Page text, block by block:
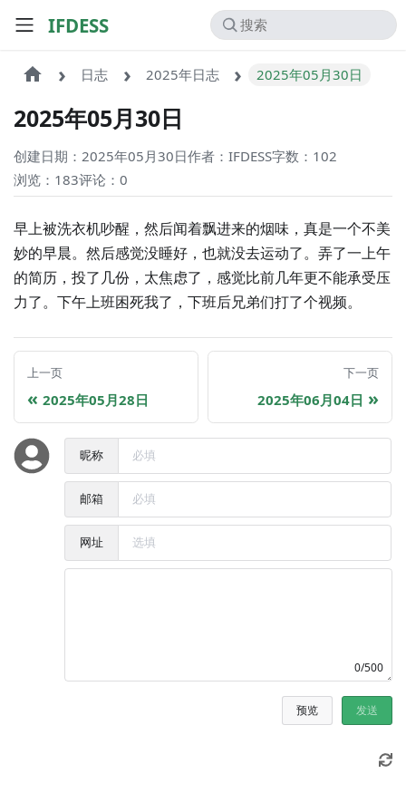
IFDESS
日志 2025年日志 2025年05月30日
2025年05月30日
创建日期：2025年05月30日作者：IFDESS字数：102
浏览：183评论：0
早上被洗衣机吵醒，然后闻着飘进来的烟味，真是一个不美
妙的早晨。然后感觉没睡好，也就没去运动了。弄了一上午
的简历，投了几份，太焦虑了，感觉比前几年更不能承受压
力了。下午上班困死我了，下班后兄弟们打了个视频。
上一页
2025年05月28日
下一页
2025年06月04日
昵称
邮箱
网址
0/500
预览 发送